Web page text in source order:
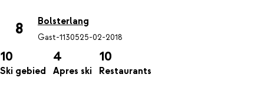
8 Bolsterlang
Gast-1130525-02-2018
10
Ski gebied
4
Apres ski
10
Restaurants